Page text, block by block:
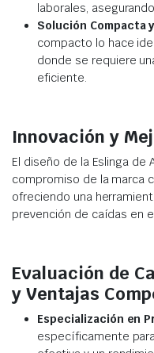
laborales,
Solución Compacta
compacto lo hace
donde se requiere
eficiente.
Innovación y
El diseño de la Eslinga de
compromiso de la marca
ofreciendo una
prevención de caídas en
Evaluación de
y Ventajas
Especialización en
específicamente